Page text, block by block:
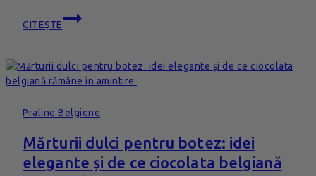
CITEȘTE
Praline Belgiene
Mărturii dulci pentru botez: idei
elegante și de ce ciocolata belgiană